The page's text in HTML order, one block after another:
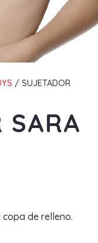
/ SUJETADOR
SARA
de relleno.